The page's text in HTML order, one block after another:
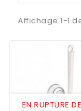
Affichage 1-1
EN RUPTURE